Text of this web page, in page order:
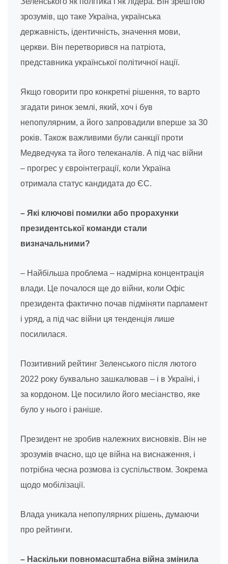
зрозумів, що таке Україна, українська
державність, ідентичність, значення мови,
церкви. Він перетворився на патріота,
представника української політичної нації.
Якщо говорити про конкретні рішення, то варто
згадати ринок землі, який, хоч і був
непопулярним, а його запровадили вперше за 30
років. Також важливими були санкції проти
Медведчука та його телеканалів. А під час війни
– прогрес у євроінтеграції, коли Україна
отримала статус кандидата до ЄС.
– Які ключові помилки або прорахунки
президентської команди стали
визначальними?
– Найбільша проблема – надмірна концентрація
влади. Це почалося ще до війни, коли Офіс
президента фактично почав підміняти парламент
і уряд, а під час війни ця тенденція лише
посилилася.
Позитивний рейтинг Зеленського після лютого
2022 року буквально зашкалював – і в Україні, і
за кордоном. Це посилило його месіанство, яке
було у нього і раніше.
Президент не зробив належних висновків. Він не
зрозумів вчасно, що це війна на виснаження, і
потрібна чесна розмова із суспільством. Зокрема
щодо мобілізації.
Влада уникала непопулярних рішень, думаючи
про рейтинги.
– Наскільки повномасштабна війна змінила